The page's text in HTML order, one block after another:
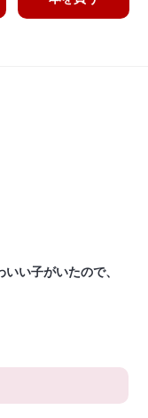
い子がいたので、